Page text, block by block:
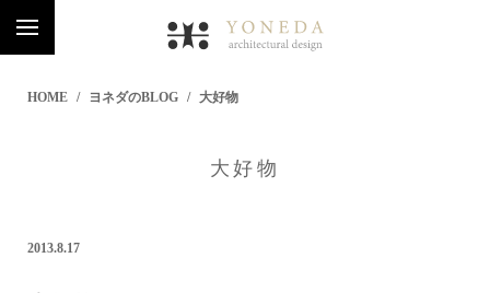
HOME ヨネダのBLOG 大好物
大好物
2013.8.17